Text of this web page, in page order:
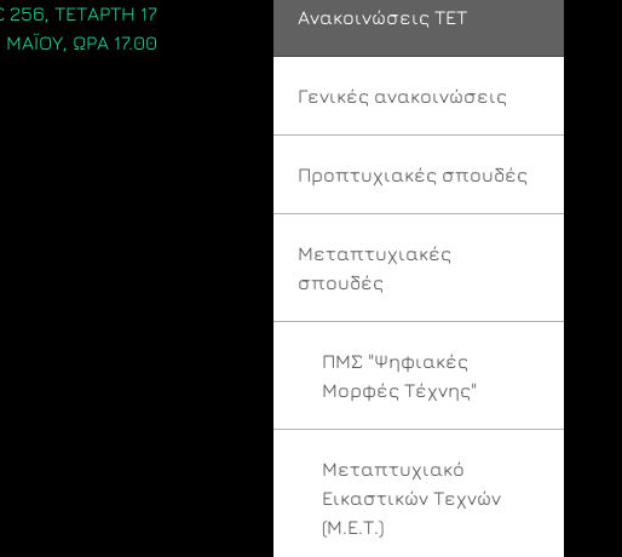
256, ΤΕΤΑΡΤΗ 17
ΜΑΪΟΥ, ΩΡΑ 17.00
Ανακοινώσεις ΤΕΤ
Γενικές ανακοινώσεις
Προπτυχιακές σπουδές
Μεταπτυχιακές
σπουδές
ΠΜΣ "Ψηφιακές
Μορφές Τέχνης"
Μεταπτυχιακό
Εικαστικών Τεχνών
(Μ.Ε.Τ.)